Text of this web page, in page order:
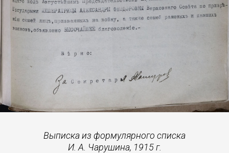
Выписка из формулярного списка
И. А. Чарушина, 1915 г.